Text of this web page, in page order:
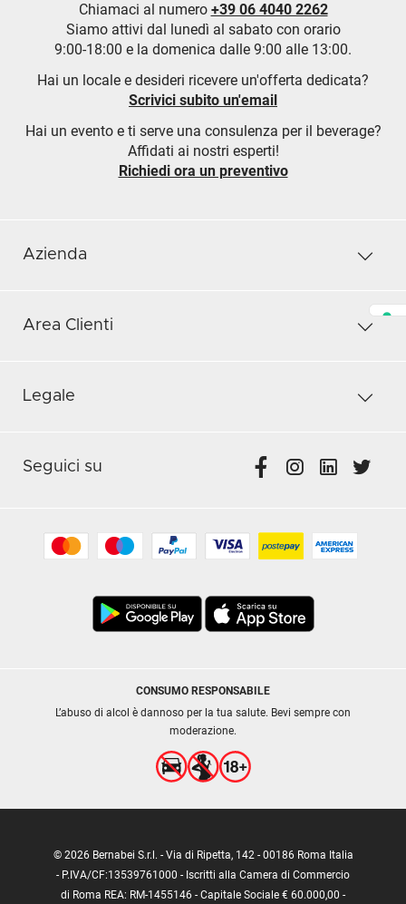
Chiamaci al numero +39 06 4040 2262
Siamo attivi dal lunedì al sabato con orario
9:00-18:00 e la domenica dalle 9:00 alle 13:00.
Hai un locale e desideri ricevere un'offerta dedicata?
Scrivici subito un'email
Hai un evento e ti serve una consulenza per il beverage?
Affidati ai nostri esperti!
Richiedi ora un preventivo
Azienda
Area Clienti
Legale
Seguici su
CONSUMO RESPONSABILE
L’abuso di alcol è dannoso per la tua salute. Bevi sempre con
moderazione.
© 2026 Bernabei S.r.l. - Via di Ripetta, 142 - 00186 Roma Italia
- P.IVA/CF:13539761000 - Iscritti alla Camera di Commercio
di Roma REA: RM-1455146 - Capitale Sociale € 60.000,00 -